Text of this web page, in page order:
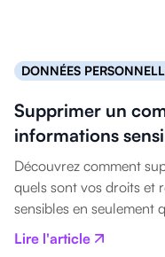
DONNÉES
Supprimer un
informations
Découvrez comment
quels sont vos droits et
sensibles en seulement
Lire l'article